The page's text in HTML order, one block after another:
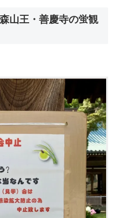
山王・善慶寺の蛍観